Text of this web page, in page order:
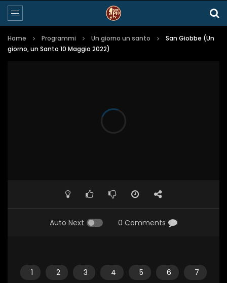
Home Programmi Un giorno un santo
San Giobbe (Un
giorno, un Santo 10 Maggio 2022)
Auto Next 0 Comments
1 2 3 4 5 6
7